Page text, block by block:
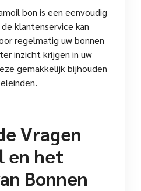
bon is een eenvoudig
klantenservice kan
regelmatig uw bonnen
inzicht krijgen in uw
gemakkelijk bijhouden
Vragen
en het
Bonnen